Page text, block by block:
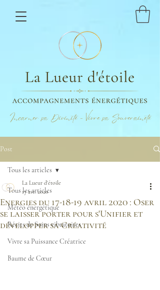
Incarner sa Divinité - Vivre sa Souveraineté
Post
Tous les articles
Météo énergétique
Récits de Soins vibratoires
Vivre sa Puissance Créatrice
Baume de Cœur
Tous les articles
Energies du 17-18-19 avril 2020 : Oser
se laisser porter pour s'Unifier et
développer sa Créativité
La Lueur d'étoile
17 avr. 2020